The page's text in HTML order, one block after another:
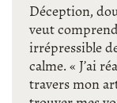
Déception,
veut
irrépressible
calme. « J’ai
travers mon